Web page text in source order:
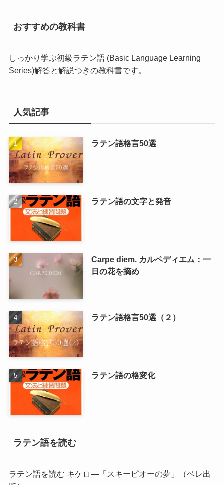
おすすめの教科書
しっかり学ぶ初級ラテン語 (Basic Language Learning
Series)解答と解説つきの教科書です。
人気記事
ラテン語格言50選
ラテン語の文字と発音
Carpe diem. カルペディエム：一
日の花を摘め
ラテン語格言50選（２）
ラテン語の格変化
ラテン語を読む
ラテン語を読む キケロ―「スキーピオーの夢」
（ベレ出